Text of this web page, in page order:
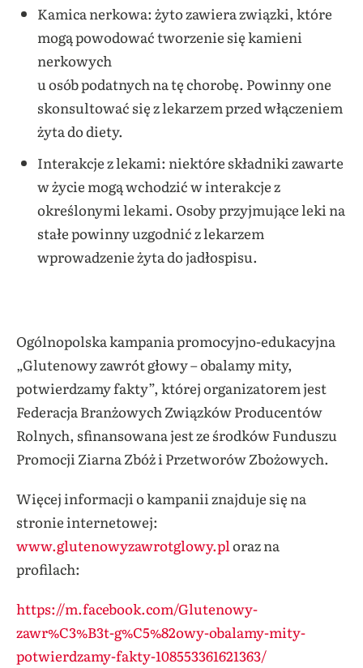
Kamica nerkowa: żyto zawiera związki, które
mogą powodować tworzenie się kamieni
nerkowych
u osób podatnych na tę chorobę. Powinny one
skonsultować się z lekarzem przed włączeniem
żyta do diety.
Interakcje z lekami: niektóre składniki zawarte
w życie mogą wchodzić w interakcje z
określonymi lekami. Osoby przyjmujące leki na
stałe powinny uzgodnić z lekarzem
wprowadzenie żyta do jadłospisu.
Ogólnopolska kampania promocyjno-edukacyjna
„Glutenowy zawrót głowy – obalamy mity,
potwierdzamy fakty”, której organizatorem jest
Federacja Branżowych Związków Producentów
Rolnych, sfinansowana jest ze środków Funduszu
Promocji Ziarna Zbóż i Przetworów Zbożowych.
Więcej informacji o kampanii znajduje się na
stronie internetowej:
www.glutenowyzawrotglowy.pl oraz na
profilach:
https://m.facebook.com/Glutenowy-
zawr%C3%B3t-g%C5%82owy-obalamy-mity-
potwierdzamy-fakty-108553361621363/